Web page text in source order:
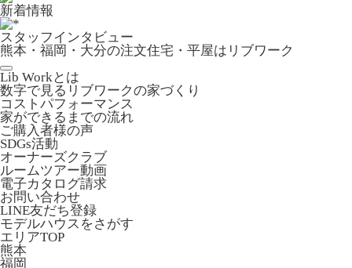
新着情報
スタッフインタビュー
熊本・福岡・大分の注文住宅・平屋はリブワーク
Lib Workとは
数字で見るリブワークの家づくり
コストパフォーマンス
家ができるまでの流れ
ご購入者様の声
SDGs活動
オーナーズクラブ
ルームツアー動画
電子カタログ請求
お問い合わせ
LINE友だち登録
モデルハウスをさがす
エリアTOP
熊本
福岡